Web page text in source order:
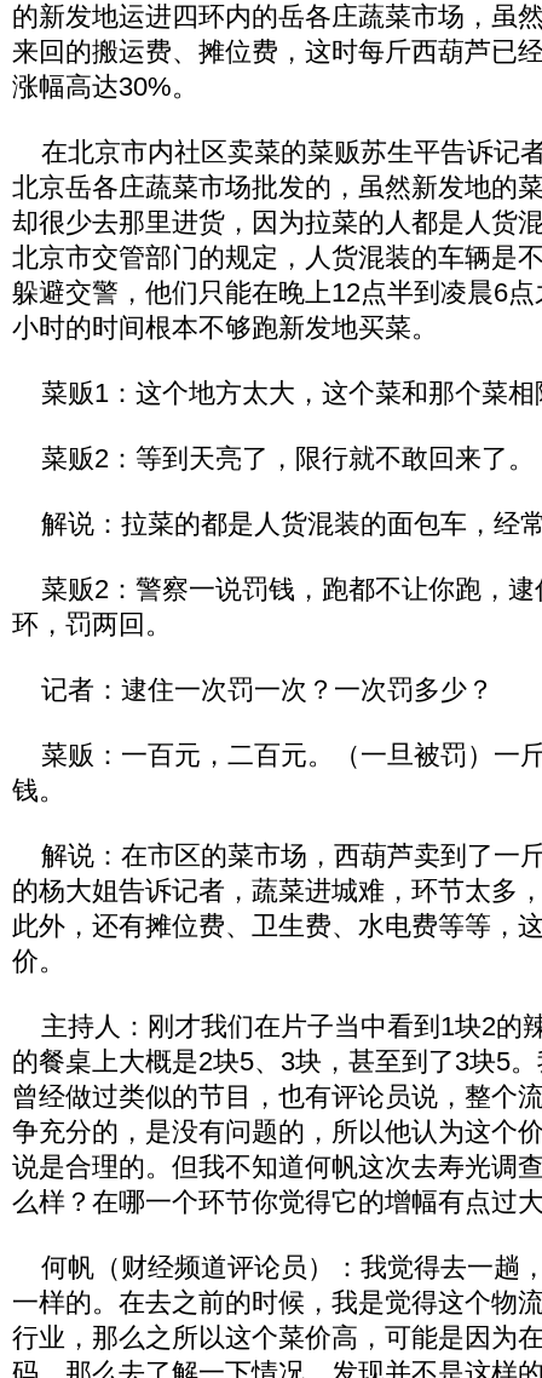
的新发地运进四环内的岳各庄蔬菜市场，虽
来回的搬运费、摊位费，这时每斤西葫芦已
涨幅高达30%。
在北京市内社区卖菜的菜贩苏生平告诉记
北京岳各庄蔬菜市场批发的，虽然新发地的
却很少去那里进货，因为拉菜的人都是人货
北京市交管部门的规定，人货混装的车辆是
躲避交警，他们只能在晚上12点半到凌晨6
小时的时间根本不够跑新发地买菜。
菜贩1：这个地方太大，这个菜和那个菜相
菜贩2：等到天亮了，限行就不敢回来了。
解说：拉菜的都是人货混装的面包车，经
菜贩2：警察一说罚钱，跑都不让你跑，逮
环，罚两回。
记者：逮住一次罚一次？一次罚多少？
菜贩：一百元，二百元。（一旦被罚）一
钱。
解说：在市区的菜市场，西葫芦卖到了一
的杨大姐告诉记者，蔬菜进城难，环节太多
此外，还有摊位费、卫生费、水电费等等，
价。
主持人：刚才我们在片子当中看到1块2的
的餐桌上大概是2块5、3块，甚至到了3块5
曾经做过类似的节目，也有评论员说，整个
争充分的，是没有问题的，所以他认为这个
说是合理的。但我不知道何帆这次去寿光调
么样？在哪一个环节你觉得它的增幅有点过
何帆（财经频道评论员）：我觉得去一趟
一样的。在去之前的时候，我是觉得这个物
行业，那么之所以这个菜价高，可能是因为